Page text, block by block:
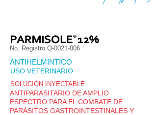
No. Registro Q-0021-006
ANTIHELMÍNTICO
USO VETERINARIO
SOLUCIÓN INYECTABLE
ANTIPARASITARIO DE AMPLIO
ESPECTRO PARA EL COMBATE DE
PARÁSITOS GASTROINTESTINALES Y